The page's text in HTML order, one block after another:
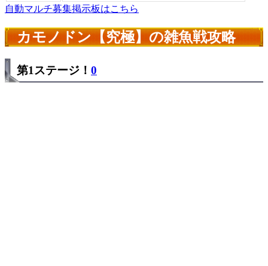
自動マルチ募集掲示板はこちら
カモノドン【究極】の雑魚戦攻略
第1ステージ！ 0